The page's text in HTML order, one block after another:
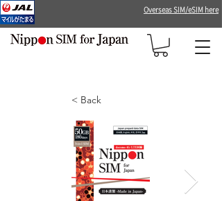
Overseas SIM/eSIM here
< Back